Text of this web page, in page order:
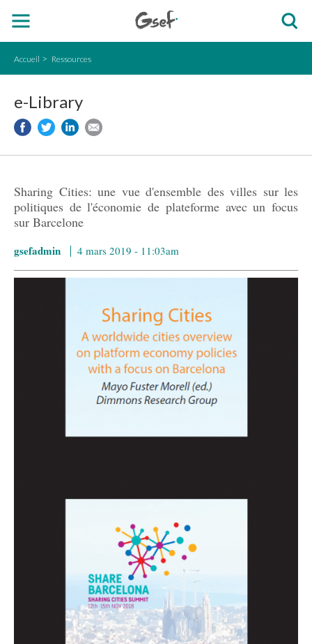
Accueil Ressources
e-Library
Sharing Cities: une vue d'ensemble des villes sur les
politiques de l'économie de plateforme avec un focus
sur Barcelone
gsefadmin 4 mars 2019 - 11:03am